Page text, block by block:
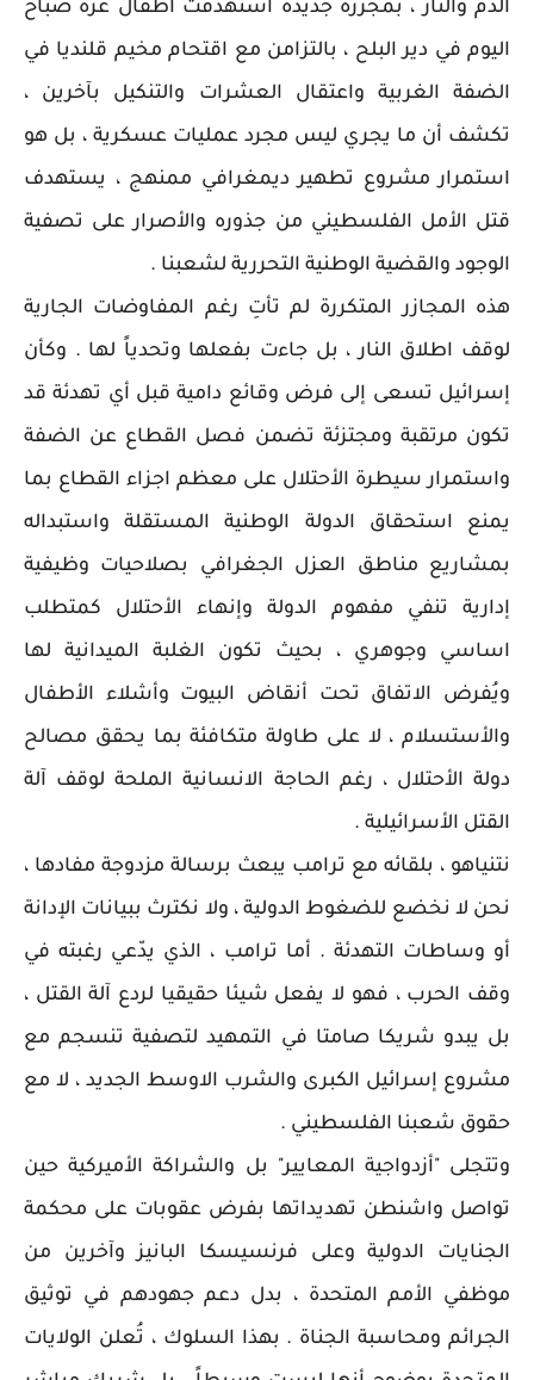
الدم والنار ، بمجزرة جديدة استهدفت أطفال غزة صباح
اليوم في دير البلح ، بالتزامن مع اقتحام مخيم قلنديا في
الضفة الغربية واعتقال العشرات والتنكيل بآخرين ،
تكشف أن ما يجري ليس مجرد عمليات عسكرية ، بل هو
استمرار مشروع تطهير ديمغرافي ممنهج ، يستهدف
قتل الأمل الفلسطيني من جذوره والأصرار على تصفية
الوجود والقضية الوطنية التحررية لشعبنا .
هذه المجازر المتكررة لم تأتِ رغم المفاوضات الجارية
لوقف اطلاق النار ، بل جاءت بفعلها وتحدياً لها . وكأن
إسرائيل تسعى إلى فرض وقائع دامية قبل أي تهدئة قد
تكون مرتقبة ومجتزئة تضمن فصل القطاع عن الضفة
واستمرار سيطرة الأحتلال على معظم اجزاء القطاع بما
يمنع استحقاق الدولة الوطنية المستقلة واستبداله
بمشاريع مناطق العزل الجغرافي بصلاحيات وظيفية
إدارية تنفي مفهوم الدولة وإنهاء الأحتلال كمتطلب
اساسي وجوهري ، بحيث تكون الغلبة الميدانية لها
ويُفرض الاتفاق تحت أنقاض البيوت وأشلاء الأطفال
والأستسلام ، لا على طاولة متكافئة بما يحقق مصالح
دولة الأحتلال ، رغم الحاجة الانسانية الملحة لوقف آلة
القتل الأسرائيلية .
نتنياهو ، بلقائه مع ترامب يبعث برسالة مزدوجة مفادها ،
نحن لا نخضع للضغوط الدولية ، ولا نكترث ببيانات الإدانة
أو وساطات التهدئة . أما ترامب ، الذي يدّعي رغبته في
وقف الحرب ، فهو لا يفعل شيئا حقيقيا لردع آلة القتل ،
بل يبدو شريكا صامتا في التمهيد لتصفية تنسجم مع
مشروع إسرائيل الكبرى والشرب الاوسط الجديد ، لا مع
حقوق شعبنا الفلسطيني .
وتتجلى "أزدواجية المعايير" بل والشراكة الأميركية حين
تواصل واشنطن تهديداتها بفرض عقوبات على محكمة
الجنايات الدولية وعلى فرنسيسكا البانيز وآخرين من
موظفي الأمم المتحدة ، بدل دعم جهودهم في توثيق
الجرائم ومحاسبة الجناة . بهذا السلوك ، تُعلن الولايات